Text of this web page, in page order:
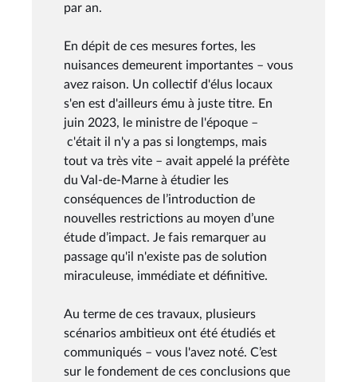
par an.
En dépit de ces mesures fortes, les
nuisances demeurent importantes – vous
avez raison. Un collectif d'élus locaux
s'en est d'ailleurs ému à juste titre. En
juin 2023, le ministre de l'époque –
c'était il n'y a pas si longtemps, mais
tout va très vite – avait appelé la préfète
du Val-de-Marne à étudier les
conséquences de l’introduction de
nouvelles restrictions au moyen d’une
étude d’impact. Je fais remarquer au
passage qu'il n'existe pas de solution
miraculeuse, immédiate et définitive.
Au terme de ces travaux, plusieurs
scénarios ambitieux ont été étudiés et
communiqués – vous l'avez noté. C’est
sur le fondement de ces conclusions que